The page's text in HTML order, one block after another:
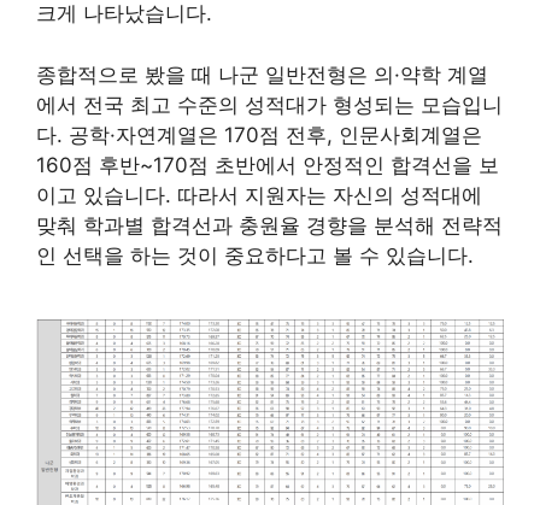
크게 나타났습니다.
종합적으로 봤을 때 나군 일반전형은 의·약학 계열
에서 전국 최고 수준의 성적대가 형성되는 모습입니
다. 공학·자연계열은 170점 전후, 인문사회계열은
160점 후반~170점 초반에서 안정적인 합격선을 보
이고 있습니다. 따라서 지원자는 자신의 성적대에
맞춰 학과별 합격선과 충원율 경향을 분석해 전략적
인 선택을 하는 것이 중요하다고 볼 수 있습니다.